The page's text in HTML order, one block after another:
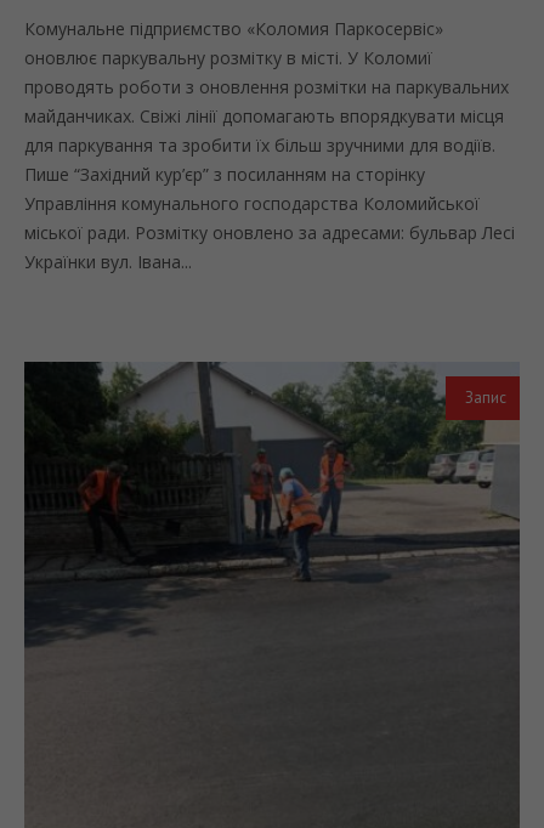
Комунальне підприємство «Коломия Паркосервіс»
оновлює паркувальну розмітку в місті. У Коломиї
проводять роботи з оновлення розмітки на паркувальних
майданчиках. Свіжі лінії допомагають впорядкувати місця
для паркування та зробити їх більш зручними для водіїв.
Пише “Західний кур’єр” з посиланням на сторінку
Управління комунального господарства Коломийської
міської ради. Розмітку оновлено за адресами: бульвар Лесі
Українки вул. Івана...
Запис